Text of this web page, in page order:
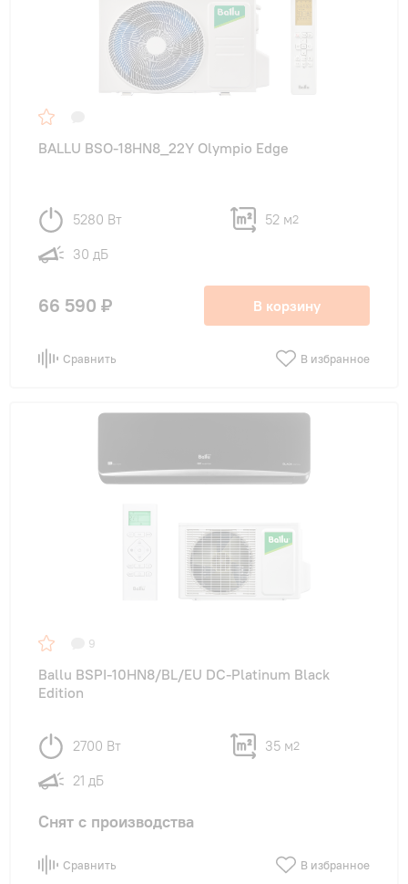
BALLU BSO-18HN8_22Y Olympio Edge
5280 Вт 52 м2
30 дБ
66 590 ₽ В корзину
Сравнить В избранное
9
Ballu BSPI-10HN8/BL/EU DC-Platinum Black
Edition
2700 Вт 35 м2
21 дБ
Снят с производства
Сравнить В избранное